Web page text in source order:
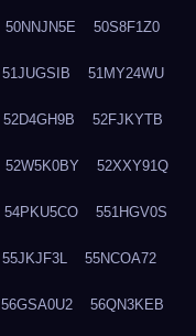
50NNJN5E 50S8F1Z0
51JUGSIB 51MY24WU
52D4GH9B 52FJKYTB
52W5K0BY 52XXY91Q
54PKU5CO 551HGV0S
55JKJF3L 55NCOA72
56GSA0U2 56QN3KEB